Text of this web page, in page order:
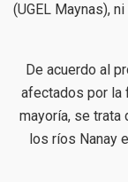
(UGEL Maynas),
De acuerdo al
afectados por la
mayoría, se trata
los ríos Nanay